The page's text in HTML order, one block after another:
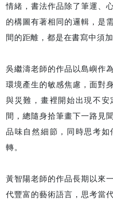
情緒，書法作品除了筆運、
的構圖有著相同的邏輯，是
間的距離，都是在書寫中須
吳繼濤老師的作品以島嶼作
環境產生的敏感焦慮，面對
與災難，畫裡開始出現不
間，總隨身拾筆畫下一路見
品味自然細節，同時思考
轉。
黃智陽老師的作品長期以來
代豐富的藝術語言，思考當